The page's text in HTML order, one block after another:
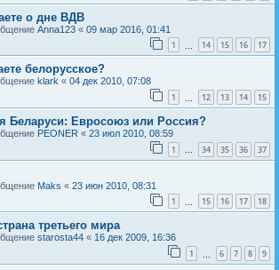
о дне ВДВ
Anna123 « 09 мар 2016, 01:41
1 14 15 16 17
белорусское?
klark « 04 дек 2010, 07:08
1 12 13 14 15
Беларуси: Евросоюз или Россия?
PEONER « 23 июл 2010, 08:59
1 … 34 35 36 37
Maks « 23 июн 2010, 08:31
1 15 16 17 18
третьего мира
starosta44 « 16 дек 2009, 16:36
1 6 7 8 9